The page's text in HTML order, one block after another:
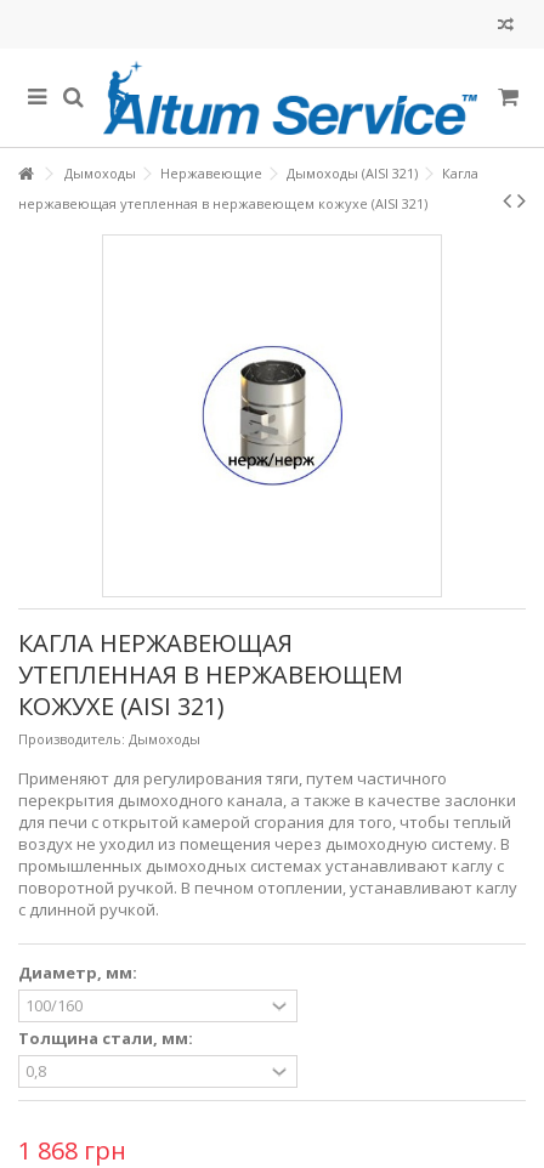
Дымоходы Нержавеющие Дымоходы (AISI 321)
Кагла
нержавеющая утепленная в нержавеющем кожухе (AISI 321)
КАГЛА НЕРЖАВЕЮЩАЯ
УТЕПЛЕННАЯ В НЕРЖАВЕЮЩЕМ
КОЖУХЕ (AISI 321)
Производитель: Дымоходы
Применяют для регулирования тяги, путем частичного
перекрытия дымоходного канала, а также в качестве заслонки
для печи с открытой камерой сгорания для того, чтобы теплый
воздух не уходил из помещения через дымоходную систему. В
промышленных дымоходных системах устанавливают каглу с
поворотной ручкой. В печном отоплении, устанавливают каглу
с длинной ручкой.
Диаметр, мм:
Толщина стали, мм:
1 868 грн